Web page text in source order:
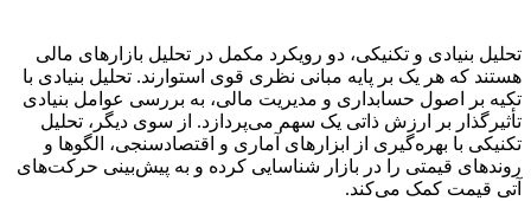
تحلیل بنیادی و تکنیکی، دو رویکرد مکمل در تحلیل بازارهای مالی
هستند که هر یک بر پایه مبانی نظری قوی استوارند. تحلیل بنیادی با
تکیه بر اصول حسابداری و مدیریت مالی، به بررسی عوامل بنیادی
تأثیرگذار بر ارزش ذاتی یک سهم می‌پردازد. از سوی دیگر، تحلیل
تکنیکی با بهره‌گیری از ابزارهای آماری و اقتصادسنجی، الگوها و
روندهای قیمتی را در بازار شناسایی کرده و به پیش‌بینی حرکت‌های
آتی قیمت کمک می‌کند.